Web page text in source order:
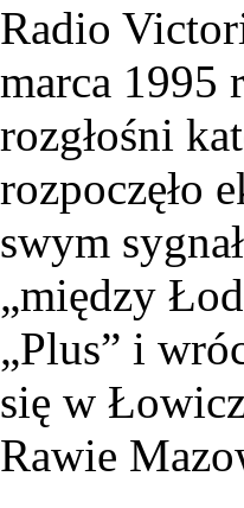
Radio
marca 1995
rozgłośni
rozpoczęło
swym
„między
„Plus” i
się w
Rawie